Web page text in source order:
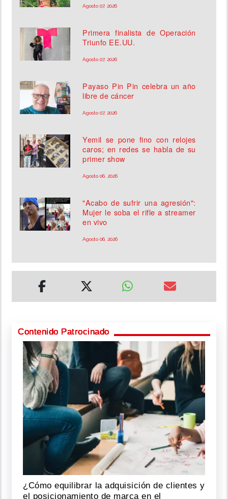
Agosto 07, 2026
Primera finalista de Operación
Triunfo EE.UU.
Agosto 07, 2026
Payaso Pin Pin celebra un año
libre de cáncer
Agosto 07, 2026
Yemil se pone fino con relojes
caros; en redes se habla de su
primer show
Agosto 06, 2026
"Acabo de sufrir una agresión":
Mujer le soba el rifle a streamer
en vivo
Agosto 06, 2026
Contenido Patrocinado
¿Cómo equilibrar la adquisición de clientes y
el posicionamiento de marca en el